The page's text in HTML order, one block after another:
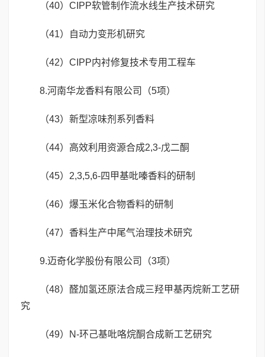
（40）CIPP软管制作流水线生产技术研究
（41）自动力变形机研究
（42）CIPP内衬修复技术专用工程车
8.河南华龙香料有限公司（5项）
（43）新型凉味剂系列香料
（44）高效利用资源合成2,3-戊二酮
（45）2,3,5,6-四甲基吡嗪香料的研制
（46）爆玉米化合物香料的研制
（47）香料生产中尾气治理技术研究
9.迈奇化学股份有限公司（3项）
（48）醛加氢还原法合成三羟甲基丙烷新工艺研
究
（49）N-环己基吡咯烷酮合成新工艺研究